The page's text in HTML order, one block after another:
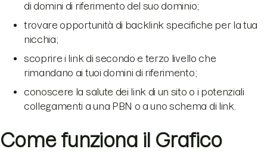
di domini di riferimento del suo dominio;
trovare opportunità di backlink specifiche per la tua
nicchia;
scoprire i link di secondo e terzo livello che
rimandano ai tuoi domini di riferimento;
conoscere la salute dei link di un sito o i potenziali
collegamenti a una PBN o a uno schema di link.
Come funziona il Grafico